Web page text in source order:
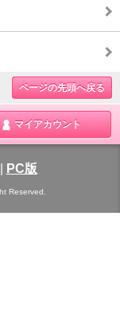
ページの先頭へ戻る
マイアカウント
PC版
Reserved.